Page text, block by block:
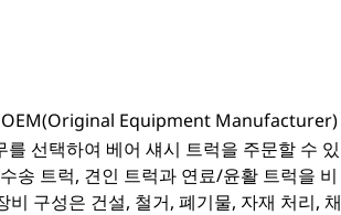
OEM(Original Equipment Manufacturer)
선택하여 베어 섀시 트럭을 주문할 수 있
송 트럭, 견인 트럭과 연료/윤활 트럭을 비
구성은 건설, 철거, 폐기물, 자재 처리, 채